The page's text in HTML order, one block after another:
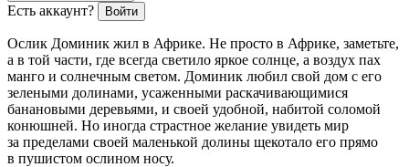
Есть аккаунт? Войти
Ослик Доминик жил в Африке. Не просто в Африке, заметьте,
а в той части, где всегда светило яркое солнце, а воздух пах
манго и солнечным светом. Доминик любил свой дом с его
зелеными долинами, усаженными раскачивающимися
банановыми деревьями, и своей удобной, набитой соломой
конюшней. Но иногда страстное желание увидеть мир
за пределами своей маленькой долины щекотало его прямо
в пушистом ослином носу.